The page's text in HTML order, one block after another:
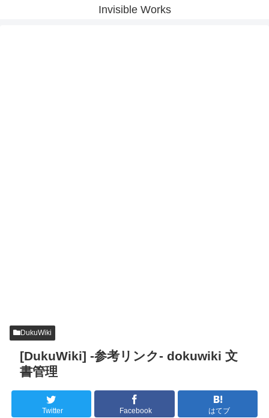
Invisible Works
DukuWiki
[DukuWiki] -参考リンク- dokuwiki 文
書管理
Twitter Facebook はてブ